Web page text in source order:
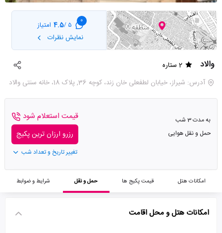
0
5 /
4.5 امتیاز
نمایش نظرات
والاد
2 ستاره
آدرس: شیراز، خیابان لطفعلی خان زند، کوچه 36, پلاک 18، خانه سنتی والاد
به مدت 3 شب
حمل و نقل هوایی
قیمت استعلام شود
رزرو ارزان ترین پکیج
تغییر تاریخ و تعداد شب
امکانات هتل قیمت پکیج ها حمل و نقل شرایط و ضوابط
امکانات هتل و محل اقامت